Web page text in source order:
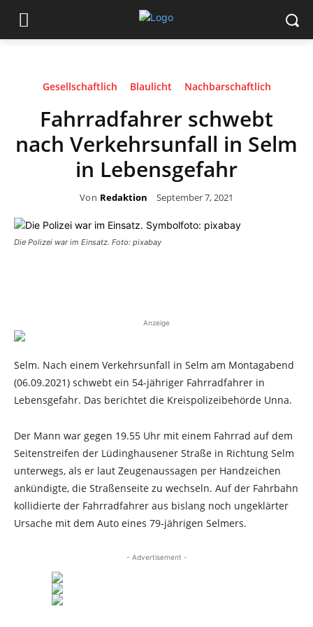
Gesellschaftlich Blaulicht Nachbarschaftlich
Fahrradfahrer schwebt
nach Verkehrsunfall in Selm
in Lebensgefahr
Von Redaktion September 7, 2021
Die Polizei war im Einsatz. Foto: pixabay
Anzeige
Selm. Nach einem Verkehrsunfall in Selm am Montagabend
(06.09.2021) schwebt ein 54-jähriger Fahrradfahrer in
Lebensgefahr. Das berichtet die Kreispolizeibehörde Unna.
Der Mann war gegen 19.55 Uhr mit einem Fahrrad auf dem
Seitenstreifen der Lüdinghausener Straße in Richtung Selm
unterwegs, als er laut Zeugenaussagen per Handzeichen
ankündigte, die Straßenseite zu wechseln. Auf der Fahrbahn
kollidierte der Fahrradfahrer aus bislang noch ungeklärter
Ursache mit dem Auto eines 79-jährigen Selmers.
- Advertisement -